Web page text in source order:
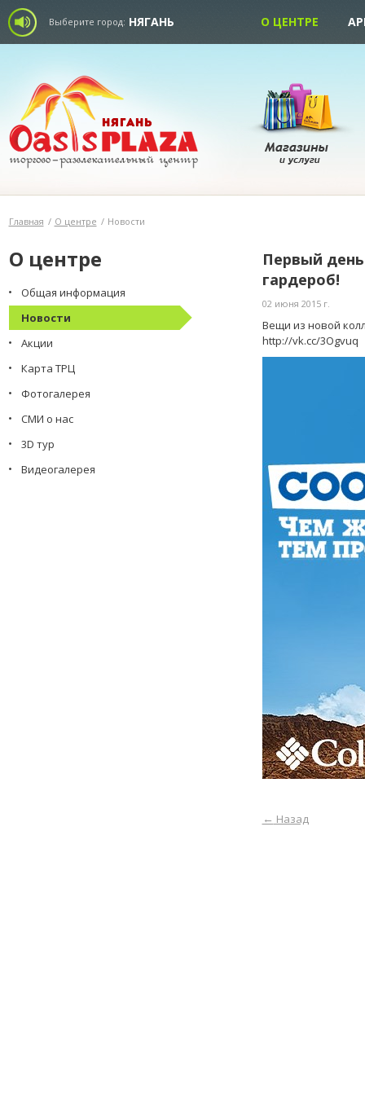
Выберите город: НЯГАНЬ О ЦЕНТРЕ
Главная / О центре / Новости
О центре
Общая информация
Новости
Акции
Карта ТРЦ
Фотогалерея
СМИ о нас
3D тур
Видеогалерея
Первый
гардероб!
02 июня 2015 г.
Вещи из новой
http://vk.cc/3Ogvuq
← Назад